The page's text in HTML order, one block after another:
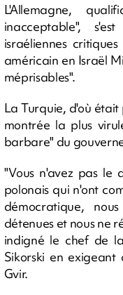
L'Allemagne,
inacceptable",
israéliennes
américain en Israël
méprisables".
La Turquie, d'où
montrée la plus
barbare" du
"Vous n'avez pas le
polonais qui n'ont
démocratique,
détenues et nous ne
indigné le chef de
Sikorski en exigeant
Gvir.